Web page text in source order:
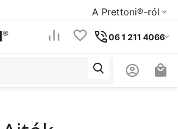
A Prettoni®-ról
06 1 211 4066